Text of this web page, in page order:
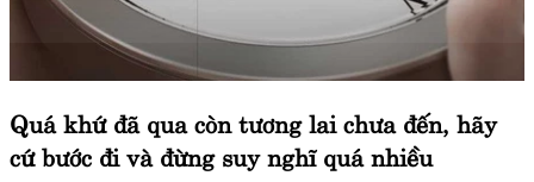
Quá khứ đã qua còn tương lai chưa đến, hãy
cứ bước đi và đừng suy nghĩ quá nhiều